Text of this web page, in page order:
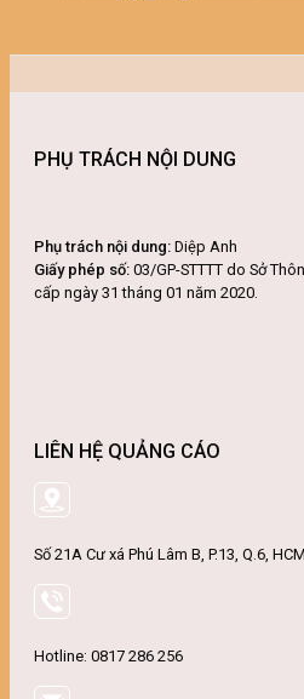
PHỤ TRÁCH NỘI DUNG
Phụ trách nội dung: Diệp Anh
Giấy phép số: 03/GP-STTTT do Sở
cấp ngày 31 tháng 01 năm 2020.
LIÊN HỆ QUẢNG CÁO
Số 21A Cư xá Phú Lâm B, P.13, Q.6, HCM
Hotline: 0817 286 256